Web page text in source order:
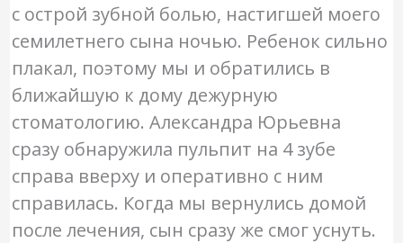
с острой зубной болью, настигшей моего
семилетнего сына ночью. Ребенок сильно
плакал, поэтому мы и обратились в
ближайшую к дому дежурную
стоматологию. Александра Юрьевна
сразу обнаружила пульпит на 4 зубе
справа вверху и оперативно с ним
справилась. Когда мы вернулись домой
после лечения, сын сразу же смог уснуть.